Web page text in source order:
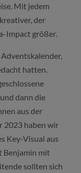
Mit jedem
der
Impact größer.
hatten.
dann die
aus der
2023 haben wir
Key-Visual aus
Benjamin mit
sollten sich